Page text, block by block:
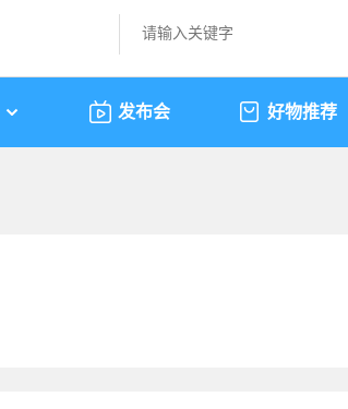
发布会 好物推荐